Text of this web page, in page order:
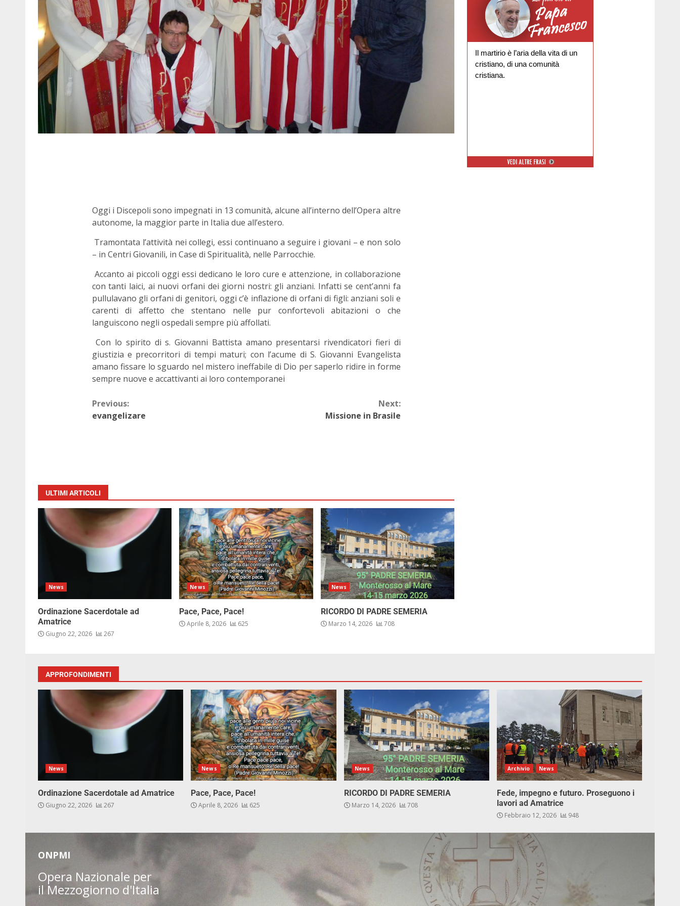
Oggi i Discepoli sono impegnati in 13 comunità, alcune all’interno dell’Opera altre
autonome, la maggior parte in Italia due all’estero.
Tramontata l’attività nei collegi, essi continuano a seguire i giovani – e non solo
– in Centri Giovanili, in Case di Spiritualità, nelle Parrocchie.
Accanto ai piccoli oggi essi dedicano le loro cure e attenzione, in collaborazione
con tanti laici, ai nuovi orfani dei giorni nostri: gli anziani. Infatti se cent’anni fa
pullulavano gli orfani di genitori, oggi c’è inflazione di orfani di figli: anziani soli e
carenti di affetto che stentano nelle pur confortevoli abitazioni o che
languiscono negli ospedali sempre più affollati.
Con lo spirito di s. Giovanni Battista amano presentarsi rivendicatori fieri di
giustizia e precorritori di tempi maturi; con l’acume di S. Giovanni Evangelista
amano fissare lo sguardo nel mistero ineffabile di Dio per saperlo ridire in forme
sempre nuove e accattivanti ai loro contemporanei
Previous:
evangelizare
Next:
Missione in Brasile
ULTIMI ARTICOLI
News
Ordinazione Sacerdotale ad
Amatrice
Giugno 22, 2026 267
News
Pace, Pace, Pace!
Aprile 8, 2026 625
News
RICORDO DI PADRE SEMERIA
Marzo 14, 2026 708
Il martirio è l’aria della vita di un
cristiano, di una comunità
cristiana.
APPROFONDIMENTI
News
Ordinazione Sacerdotale ad Amatrice
Giugno 22, 2026 267
News
Pace, Pace, Pace!
Aprile 8, 2026 625
News
RICORDO DI PADRE SEMERIA
Marzo 14, 2026 708
Archivio News
Fede, impegno e futuro. Proseguono i
lavori ad Amatrice
Febbraio 12, 2026 948
ONPMI
Opera Nazionale per
il Mezzogiorno d'Italia